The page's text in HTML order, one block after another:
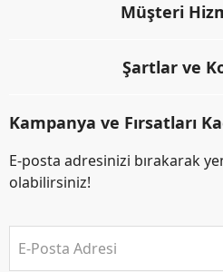
Müşteri
Şartlar ve
Kampanya ve Fırsatları
E-posta adresinizi bırakarak
olabilirsiniz!
E-Posta Adresi